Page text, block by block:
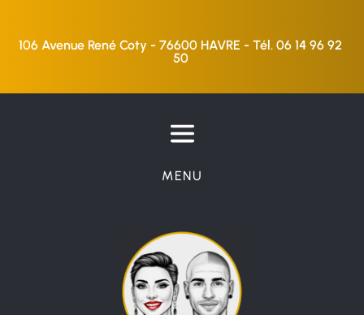
106 Avenue René Coty - 76600 HAVRE - Tél. 06 14 96 92
50
MENU